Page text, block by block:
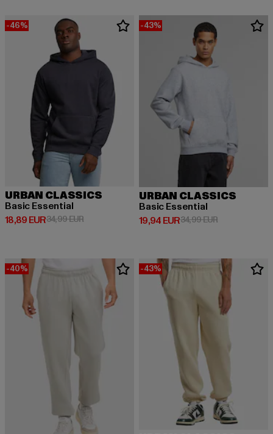
-46%
URBAN CLASSICS
Basic Essential
18,89 EUR
Derzeitiger Preis: 18,89 EUR
34,99 EURAktionspreis: 34,99 EUR
-43%
URBAN CLASSICS
Basic Essential
19,94 EUR
Derzeitiger Preis: 19,94 EUR
34,99 EURAktionspreis:
-40% -43%